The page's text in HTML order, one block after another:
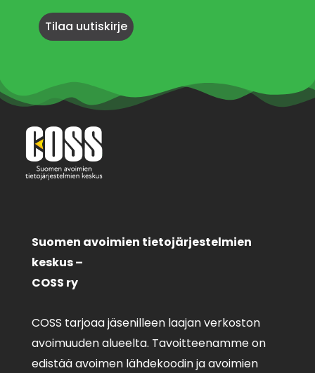
Suomen avoimien tietojärjestelmien
keskus –
COSS ry
COSS tarjoaa jäsenilleen laajan verkoston
avoimuuden alueelta. Tavoitteenamme on
edistää avoimen lähdekoodin ja avoimien